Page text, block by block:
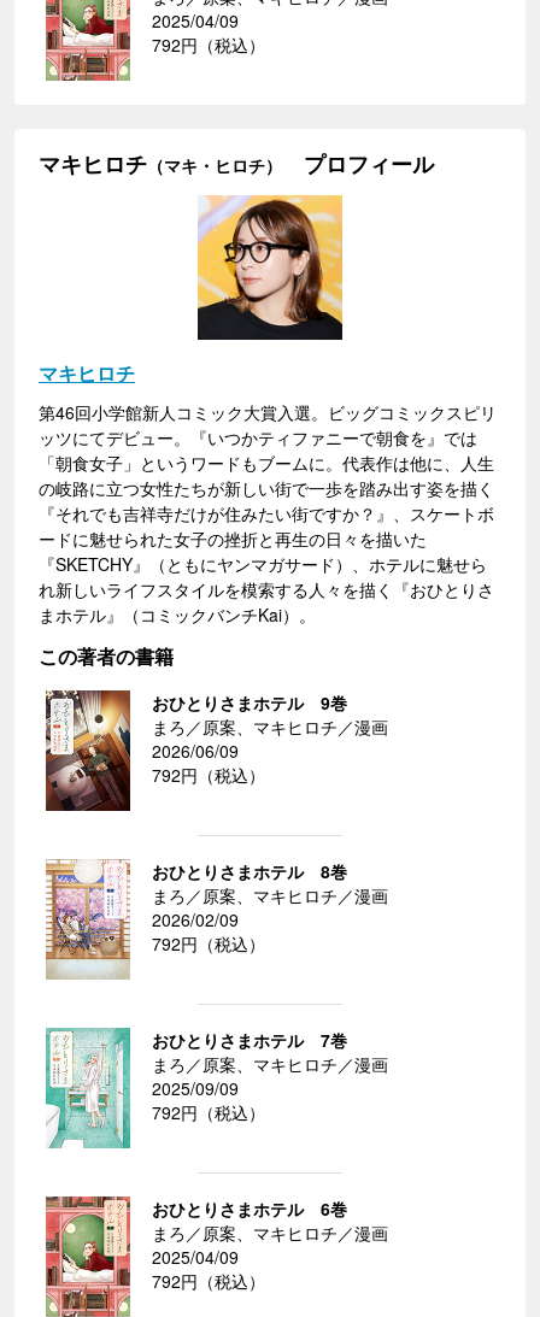
2025/04/09
792円（税込）
マキヒロチ （マキ・ヒロチ） プロフィール
マキヒロチ
第46回小学館新人コミック大賞入選。ビッグコミックスピリ
ッツにてデビュー。『いつかティファニーで朝食を』では
「朝食女子」というワードもブームに。代表作は他に、人生
の岐路に立つ女性たちが新しい街で一歩を踏み出す姿を描く
『それでも吉祥寺だけが住みたい街ですか？』、スケートボ
ードに魅せられた女子の挫折と再生の日々を描いた
『SKETCHY』（ともにヤンマガサード）、ホテルに魅せら
れ新しいライフスタイルを模索する人々を描く『おひとりさ
まホテル』（コミックバンチKai）。
この著者の書籍
おひとりさまホテル 9巻
まろ／原案、マキヒロチ／漫画
2026/06/09
792円（税込）
おひとりさまホテル 8巻
まろ／原案、マキヒロチ／漫画
2026/02/09
792円（税込）
おひとりさまホテル 7巻
まろ／原案、マキヒロチ／漫画
2025/09/09
792円（税込）
おひとりさまホテル 6巻
まろ／原案、マキヒロチ／漫画
2025/04/09
792円（税込）